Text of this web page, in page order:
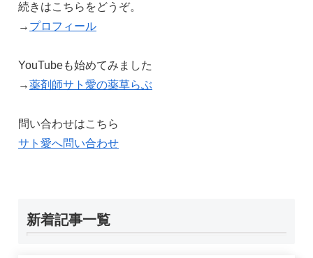
続きはこちらをどうぞ。
→ プロフィール
YouTubeも始めてみました
→薬剤師サト愛の薬草らぶ
問い合わせはこちら
サト愛へ問い合わせ
新着記事一覧